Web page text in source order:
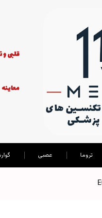
قلبی و ECG
معاینه
تروما عصبی